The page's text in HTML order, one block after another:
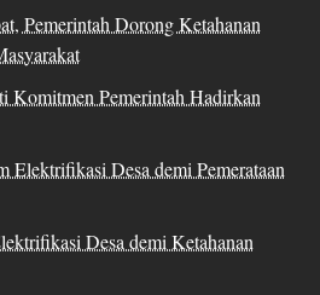
Pemerintah Dorong Ketahanan
Komitmen Pemerintah Hadirkan
Elektrifikasi Desa demi Pemerataan
Desa demi Ketahanan